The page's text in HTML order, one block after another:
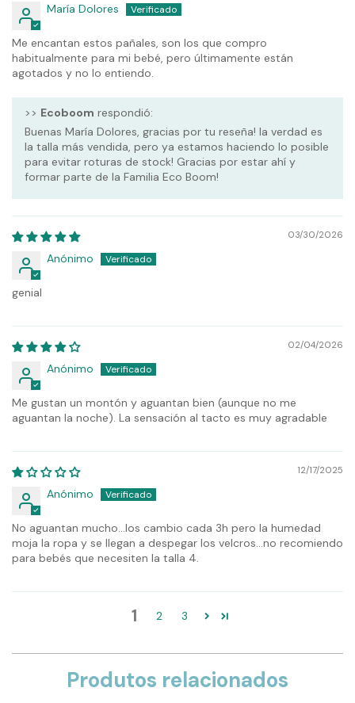
María Dolores
Me encantan estos pañales, son los que compro
habitualmente para mi bebé, pero últimamente están
agotados y no lo entiendo.
>> Ecoboom respondió:
Buenas María Dolores, gracias por tu reseña! la verdad es
la talla más vendida, pero ya estamos haciendo lo posible
para evitar roturas de stock! Gracias por estar ahí y
formar parte de la Familia Eco Boom!
03/30/2026
Anónimo
genial
02/04/2026
Anónimo
Me gustan un montón y aguantan bien (aunque no me
aguantan la noche). La sensación al tacto es muy agradable
12/17/2025
Anónimo
No aguantan mucho...los cambio cada 3h pero la humedad
moja la ropa y se llegan a despegar los velcros...no recomiendo
para bebés que necesiten la talla 4.
1 2 3
Produtos relacionados